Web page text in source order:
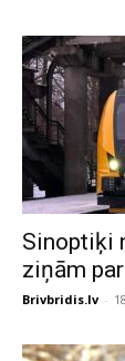
Sinoptiķi
ziņām
Brivbridis.lv -